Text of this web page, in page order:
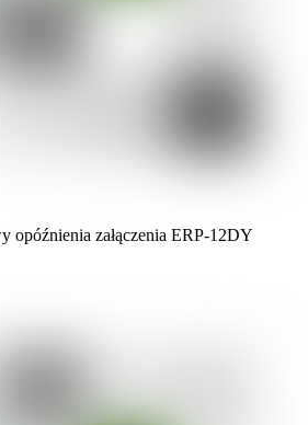
opóźnienia załączenia ERP-12DY